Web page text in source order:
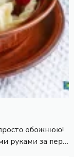
обожнюю!
руками за пер…